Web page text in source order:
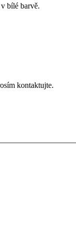
bílé barvě.
kontaktujte.